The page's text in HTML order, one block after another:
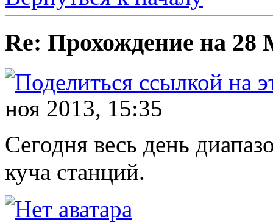
Re: Прохождение на 28
ноя 2013, 15:35
Сегодня весь день
куча станций.